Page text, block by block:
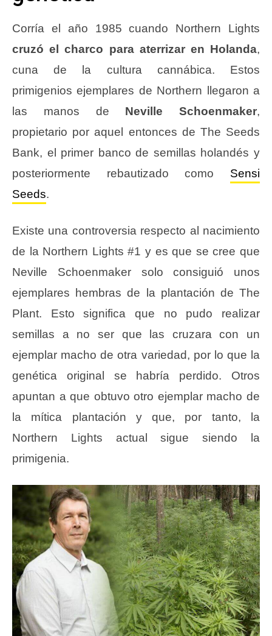
Corría el año 1985 cuando Northern Lights
cruzó el charco para aterrizar en Holanda,
cuna de la cultura cannábica. Estos
primigenios ejemplares de Northern llegaron a
las manos de Neville Schoenmaker,
propietario por aquel entonces de The Seeds
Bank, el primer banco de semillas holandés y
posteriormente rebautizado como Sensi
Seeds.
Existe una controversia respecto al nacimiento
de la Northern Lights #1 y es que se cree que
Neville Schoenmaker solo consiguió unos
ejemplares hembras de la plantación de The
Plant. Esto significa que no pudo realizar
semillas a no ser que las cruzara con un
ejemplar macho de otra variedad, por lo que la
genética original se habría perdido. Otros
apuntan a que obtuvo otro ejemplar macho de
la mítica plantación y que, por tanto, la
Northern Lights actual sigue siendo la
primigenia.